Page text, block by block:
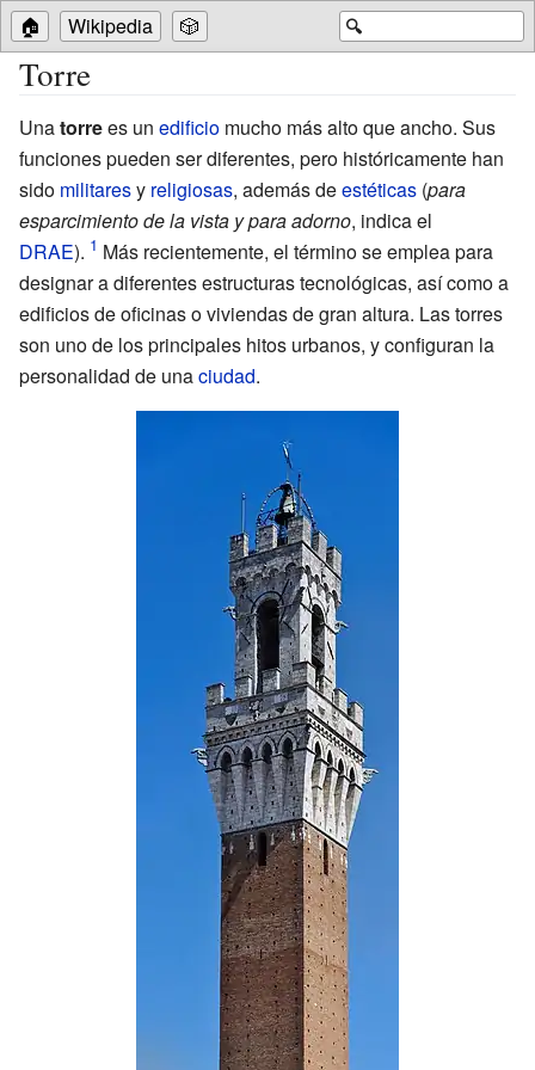
🔍
🏠 Wikipedia 🎲
Torre
Unatorrees un edificio mucho más alto que ancho. Sus
funciones pueden ser diferentes, pero históricamente han
sido militaresy religiosas, además deestéticas (para
esparcimiento de la vista y para adorno, indica el
DRAE).
Más recientemente, el término se emplea para
designar a diferentes estructuras tecnológicas, así como a
edificios de oficinas o viviendas de gran altura. Las torres
son uno de los principales hitos urbanos, y configuran la
personalidad de unaciudad.